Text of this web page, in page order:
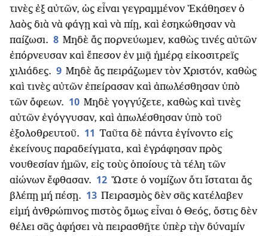
τινὲς ἐξ αὐτῶν, ὡς εἶναι γεγραμμένον ᾿Εκάθησεν ὁ
λαὸς διὰ νὰ φάγῃ καὶ νὰ πίῃ, καὶ ἐσηκώθησαν νὰ
παίζωσι. 8 Μηδὲ ἄς πορνεύωμεν, καθὼς τινές αὐτῶν
ἐπόρνευσαν καὶ ἔπεσον ἐν μιᾷ ἡμέρᾳ εἰκοσιτρεῖς
χιλιάδες. 9 Μηδὲ ἄς πειράζωμεν τὸν Χριστόν, καθὼς
καὶ τινὲς αὐτῶν ἐπείρασαν καὶ ἀπωλέσθησαν ὑπὸ
τῶν ὄφεων. 10 Μηδὲ γογγύζετε, καθὼς καὶ τινὲς
αὐτῶν ἐγόγγυσαν, καὶ ἀπωλέσθησαν ὑπὸ τοῦ
ἐξολοθρευτοῦ. 11 Ταῦτα δὲ πάντα ἐγίνοντο εἰς
ἐκείνους παραδείγματα, καὶ ἐγράφησαν πρὸς
νουθεσίαν ἡμῶν, εἰς τοὺς ὁποίους τὰ τέλη τῶν
αἰώνων ἔφθασαν. 12 Ὥστε ὁ νομίζων ὅτι ἵσταται ἄς
βλέπῃ μή πέσῃ. 13 Πειρασμὸς δὲν σᾶς κατέλαβεν
εἰμή ἀνθρώπινος πιστὸς ὅμως εἶναι ὁ Θεός, ὅστις δὲν
θέλει σᾶς ἀφήσει νὰ πειρασθῆτε ὑπὲρ τὴν δύναμίν